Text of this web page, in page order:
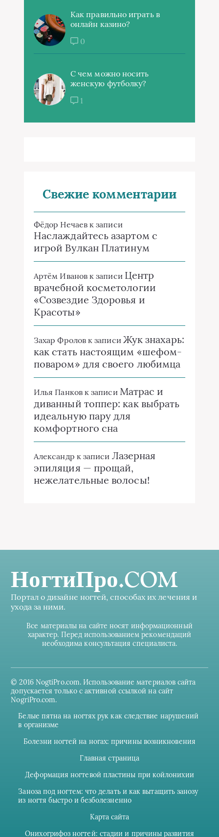
Как правильно играть в
онлайн казино?
0
С чем можно носить
женскую футболку?
1
Свежие комментарии
Фёдор Нечаевк записи
Наслаждайтесь азартом с
игрой Вулкан Платинум
Артём Ивановк записи Центр
врачебной косметологии
«Созвездие Здоровья и
Красоты»
Захар Фроловк записи Жук знахарь:
как стать настоящим «шефом-
поваром» для своего любимца
Илья Панковк записи Матрас и
диванный топпер: как выбрать
идеальную пару для
комфортного сна
Александр к записи Лазерная
эпиляция — прощай,
нежелательные волосы!
НогтиПро.COM
Портал о дизайне ногтей, способах их лечения и
ухода за ними.
Все материалы на сайте носят информационный
характер. Перед использованием рекомендаций
необходима консультация специалиста.
© 2016 NogtiPro.com. Использование материалов сайта
допускается только с активной ссылкой на сайт
NogriPro.com.
Белые пятна на ногтях рук как следствие нарушений
в организме
Болезни ногтей на ногах: причины возникновения
Главная страница
Деформация ногтевой пластины при койлонихии
Заноза под ногтем: что делать и как вытащить занозу
из ногтя быстро и безболезненно
Карта сайта
Онихогрифоз ногтей: стадии и причины развития